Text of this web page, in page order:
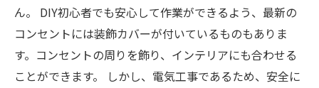
ん。 DIY初心者でも安心して作業ができるよう、最新の
コンセントには装飾カバーが付いているものもありま
す。コンセントの周りを飾り、インテリアにも合わせる
ことができます。 しかし、電気工事であるため、安全に